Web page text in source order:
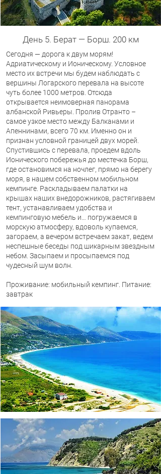
День 5. Берат — Борш. 200 км
Сегодня — дорога к двум морям!
Адриатическому и Ионическому. Условное
место их встречи мы будем наблюдать с
вершины Логарского перевала на высоте
чуть более 1000 метров. Отсюда
открывается неимоверная панорама
албанской Ривьеры. Пролив Отранто –
самое узкое место между Балканами и
Апеннинами, всего 70 км. Именно он и
признан условной границей двух морей.
Спустившись с перевала, проедем вдоль
Ионического побережья до местечка Борш,
где остановимся на ночлег, прямо на берегу
моря, в нашем собственном мобильном
кемпинге. Раскладываем палатки на
крышах наших внедорожников, растягиваем
тент, устанавливаем удобства и
кемпинговую мебель и… погружаемся в
морскую атмосферу, вдоволь купаемся,
загораем, а вечером встречаем закат, ведем
неспешные беседы под шикарным звездным
небом. Засыпаем и просыпаемся под
чудесный шум волн.
Проживание: мобильный кемпинг. Питание:
завтрак